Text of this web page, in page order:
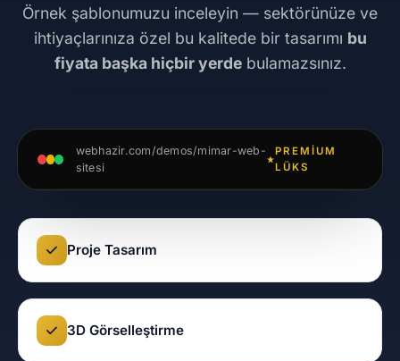
Örnek şablonumuzu inceleyin — sektörünüze ve
ihtiyaçlarınıza özel bu kalitede bir tasarımı bu
fiyata başka hiçbir yerdebulamazsınız.
webhazir.com/demos/mimar-web-
sitesi
PREMIUM
LÜKS
Proje Tasarım
3D Görselleştirme